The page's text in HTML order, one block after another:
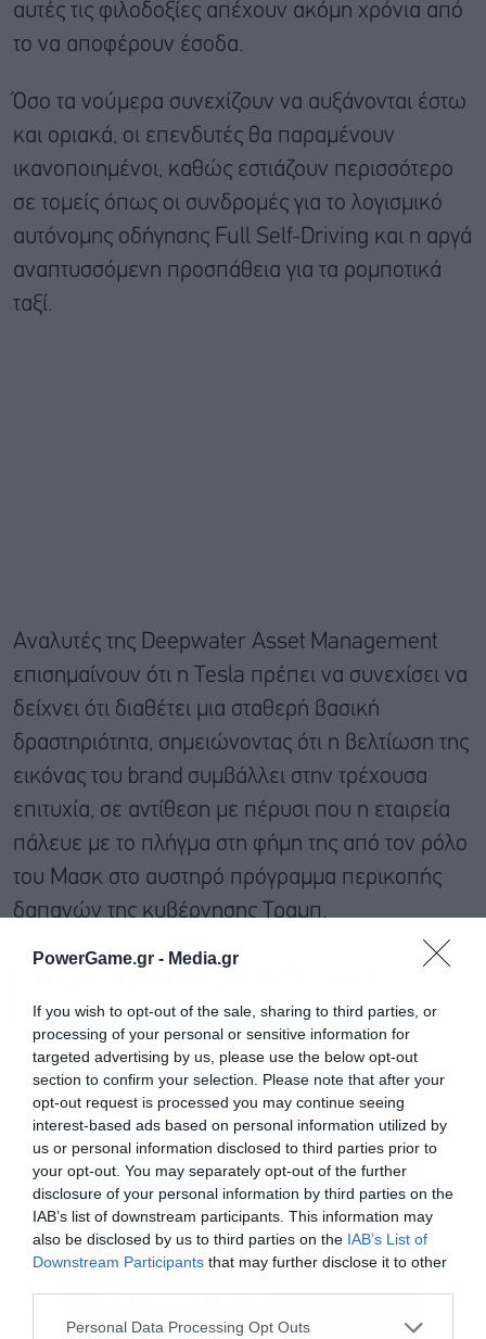
PowerGame.gr - Media.gr
If you wish to opt-out of the sale, sharing to third parties, or
processing of your personal or sensitive information for
targeted advertising by us, please use the below opt-out
section to confirm your selection. Please note that after your
opt-out request is processed you may continue seeing
interest-based ads based on personal information utilized by
us or personal information disclosed to third parties prior to
your opt-out. You may separately opt-out of the further
disclosure of your personal information by third parties on the
IAB’s list of downstream participants. This information may
also be disclosed by us to third parties on the IAB’s List of
Downstream Participants that may further disclose it to other
Personal Data Processing Opt Outs
αυτές τις φιλοδοξίες απέχουν ακόμη χρόνια από
το να αποφέρουν έσοδα.
Όσο τα νούμερα συνεχίζουν να αυξάνονται έστω
και οριακά, οι επενδυτές θα παραμένουν
ικανοποιημένοι, καθώς εστιάζουν περισσότερο
σε τομείς όπως οι συνδρομές για το λογισμικό
αυτόνομης οδήγησης Full Self-Driving και η αργά
αναπτυσσόμενη προσπάθεια για τα ρομποτικά
ταξί.
Αναλυτές της Deepwater Asset Management
επισημαίνουν ότι η Tesla πρέπει να συνεχίσει να
δείχνει ότι διαθέτει μια σταθερή βασική
δραστηριότητα, σημειώνοντας ότι η βελτίωση της
εικόνας του brand συμβάλλει στην τρέχουσα
επιτυχία, σε αντίθεση με πέρυσι που η εταιρεία
πάλευε με το πλήγμα στη φήμη της από τον ρόλο
του Μασκ στο αυστηρό πρόγραμμα περικοπής
δαπανών της κυβέρνησης Τραμπ.
Άλμα πωλήσεων 57% στην
Ευρώπη πέρυσι
Στην Ευρώπη, όπου η υποστήριξη του Μασκ
προς τα ακροδεξιά κόμματα της ηπείρου και οι
δεσμοί του με τον Τραμπ είχαν επιβαρύνει τη
ζήτηση στις αρχές του περασμένου έτους, οι
πωλήσεις κατέγραψαν άλμα 57% κατά τους
πρώτους πέντε μήνες του 2026. Η πρόοδος αυτή
συνέπεσε με την εισαγωγή ενός νέου
προγράμματος κινήτρων για οχήματα μηδενικών
εκπομπών στη Γερμανία.
Εγγραφή στο
newsletter